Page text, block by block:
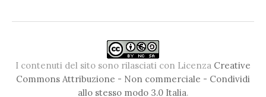
I contenuti del sito sono rilasciati con Licenza Creative
Commons Attribuzione - Non commerciale - Condividi
allo stesso modo 3.0 Italia.